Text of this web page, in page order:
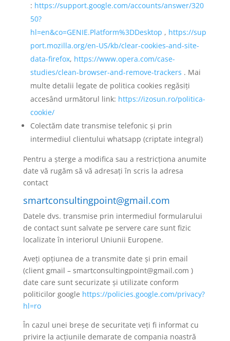
: https://support.google.com/accounts/answer/320
50?
hl=en&co=GENIE.Platform%3DDesktop , https://sup
port.mozilla.org/en-US/kb/clear-cookies-and-site-
data-firefox, https://www.opera.com/case-
studies/clean-browser-and-remove-trackers . Mai
multe detalii legate de politica cookies regăsiți
accesând următorul link: https://izosun.ro/politica-
cookie/
Colectăm date transmise telefonic și prin
intermediul clientului whatsapp (criptate integral)
Pentru a șterge a modifica sau a restricționa anumite
date vă rugăm să vă adresați în scris la adresa
contact
smartconsultingpoint@gmail.com
Datele dvs. transmise prin intermediul formularului
de contact sunt salvate pe servere care sunt fizic
localizate în interiorul Uniunii Europene.
Aveți opțiunea de a transmite date și prin email
(client gmail – smartconsultingpoint@gmail.com )
date care sunt securizate și utilizate conform
politicilor google https://policies.google.com/privacy?
hl=ro
În cazul unei breșe de securitate veți fi informat cu
privire la acțiunile demarate de compania noastră